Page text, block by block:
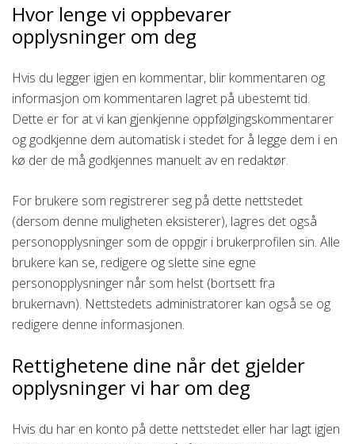
Hvor lenge vi oppbevarer
opplysninger om deg
Hvis du legger igjen en kommentar, blir kommentaren og
informasjon om kommentaren lagret på ubestemt tid.
Dette er for at vi kan gjenkjenne oppfølgingskommentarer
og godkjenne dem automatisk i stedet for å legge dem i en
kø der de må godkjennes manuelt av en redaktør.
For brukere som registrerer seg på dette nettstedet
(dersom denne muligheten eksisterer), lagres det også
personopplysninger som de oppgir i brukerprofilen sin. Alle
brukere kan se, redigere og slette sine egne
personopplysninger når som helst (bortsett fra
brukernavn). Nettstedets administratorer kan også se og
redigere denne informasjonen.
Rettighetene dine når det gjelder
opplysninger vi har om deg
Hvis du har en konto på dette nettstedet eller har lagt igjen